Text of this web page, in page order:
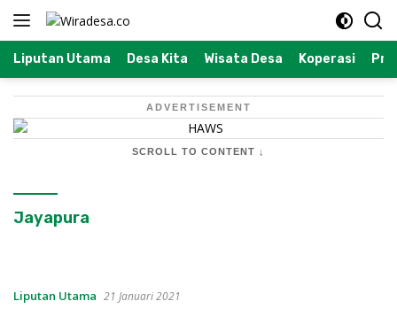
Langsung
Liputan Utama Desa Kita Wisata Desa Koperasi
ADVERTISEMENT
SCROLL TO CONTENT ↓
Jayapura
Liputan Utama 21 Januari 2021